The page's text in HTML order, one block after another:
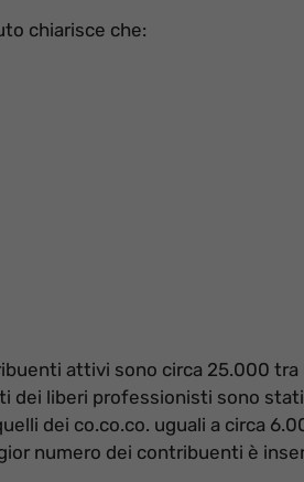
chiarisce che:
attivi sono circa 25.000
dei liberi professionisti sono
dei co.co.co. uguali a circa
numero dei contribuenti è